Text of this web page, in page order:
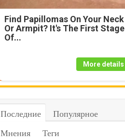
Find Papillomas On Your Neck
Or Armpit? It's The First Stage
Of...
More details
Последние
Популярное
Мнения
Теги